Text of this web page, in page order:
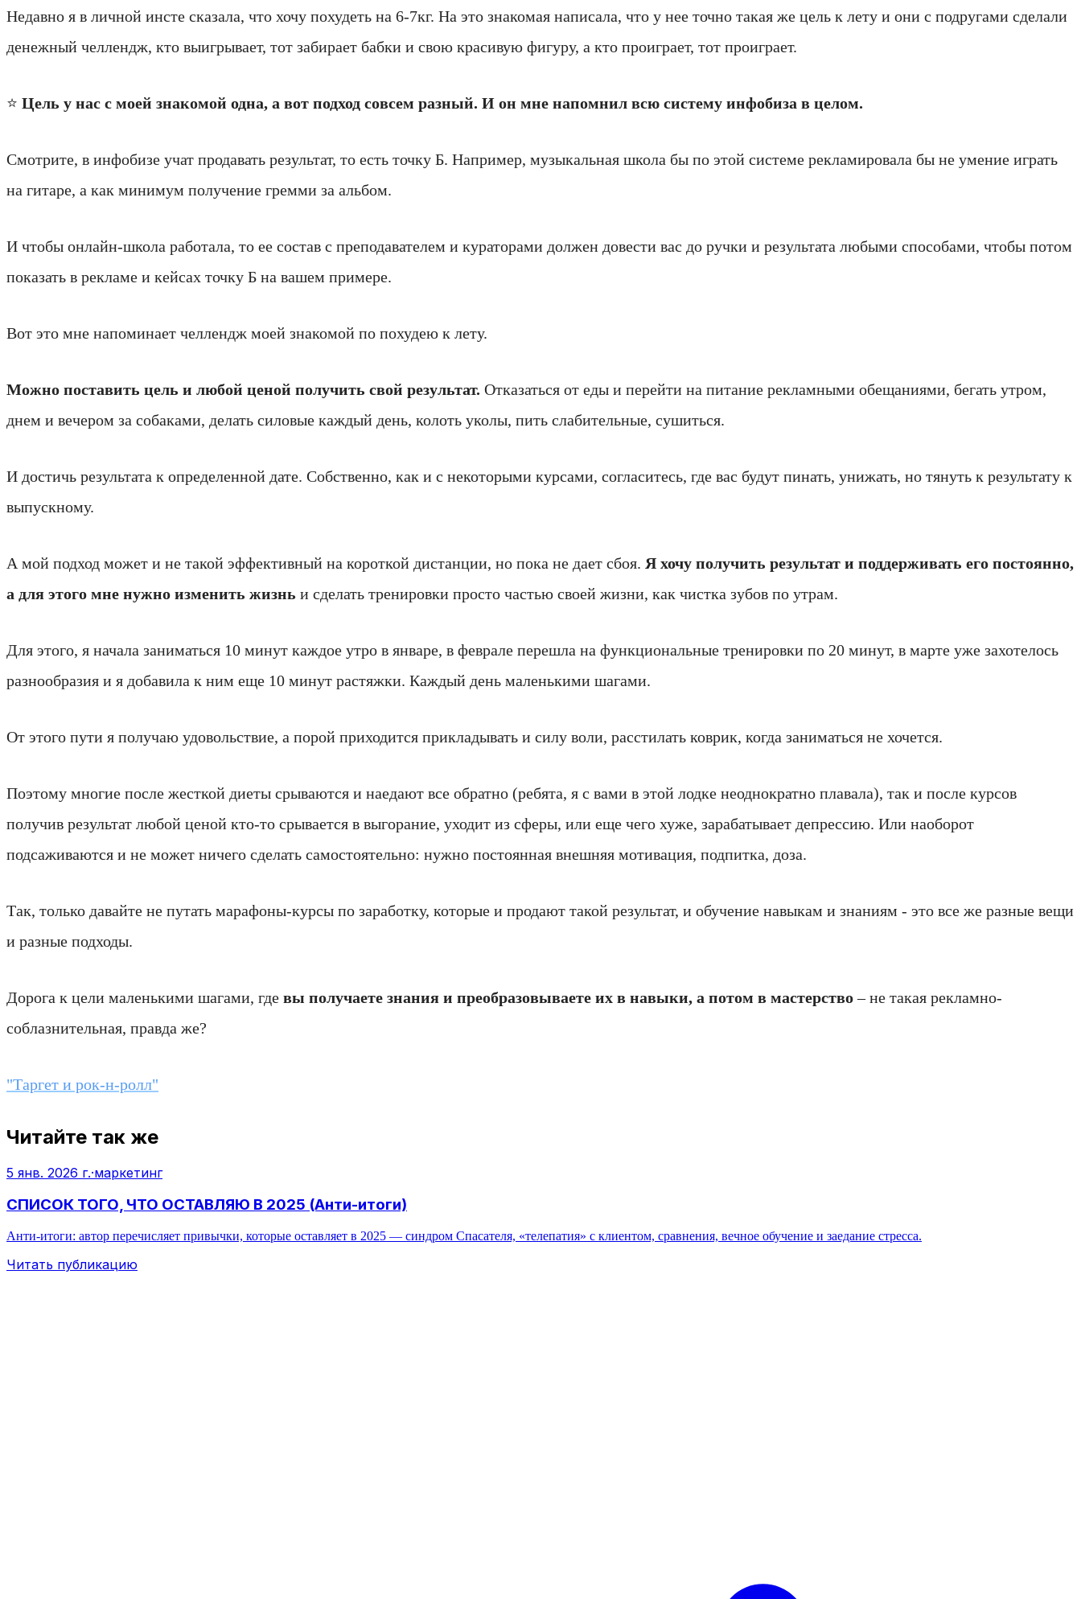
Недавно я в личной инсте сказала, что хочу похудеть на 6-7кг. На это знакомая написала, что у нее точно такая же цель к лету и они с подругами сделали
денежный челлендж, кто выигрывает, тот забирает бабки и свою красивую фигуру, а кто проиграет, тот проиграет.
⭐️ Цель у нас с моей знакомой одна, а вот подход совсем разный. И он мне напомнил всю систему инфобиза в целом.
Смотрите, в инфобизе учат продавать результат, то есть точку Б. Например, музыкальная школа бы по этой системе рекламировала бы не умение играть
на гитаре, а как минимум получение гремми за альбом.
И чтобы онлайн-школа работала, то ее состав с преподавателем и кураторами должен довести вас до ручки и результата любыми способами, чтобы потом
показать в рекламе и кейсах точку Б на вашем примере.
Вот это мне напоминает челлендж моей знакомой по похудею к лету.
Можно поставить цель и любой ценой получить свой результат. Отказаться от еды и перейти на питание рекламными обещаниями, бегать утром,
днем и вечером за собаками, делать силовые каждый день, колоть уколы, пить слабительные, сушиться.
И достичь результата к определенной дате. Собственно, как и с некоторыми курсами, согласитесь, где вас будут пинать, унижать, но тянуть к результату к
выпускному.
А мой подход может и не такой эффективный на короткой дистанции, но пока не дает сбоя. Я хочу получить результат и поддерживать его постоянно,
а для этого мне нужно изменить жизнь и сделать тренировки просто частью своей жизни, как чистка зубов по утрам.
Для этого, я начала заниматься 10 минут каждое утро в январе, в феврале перешла на функциональные тренировки по 20 минут, в марте уже захотелось
разнообразия и я добавила к ним еще 10 минут растяжки. Каждый день маленькими шагами.
От этого пути я получаю удовольствие, а порой приходится прикладывать и силу воли, расстилать коврик, когда заниматься не хочется.
Поэтому многие после жесткой диеты срываются и наедают все обратно (ребята, я с вами в этой лодке неоднократно плавала), так и после курсов
получив результат любой ценой кто-то срывается в выгорание, уходит из сферы, или еще чего хуже, зарабатывает депрессию. Или наоборот
подсаживаются и не может ничего сделать самостоятельно: нужно постоянная внешняя мотивация, подпитка, доза.
Так, только давайте не путать марафоны-курсы по заработку, которые и продают такой результат, и обучение навыкам и знаниям - это все же разные вещи
и разные подходы.
Дорога к цели маленькими шагами, где вы получаете знания и преобразовываете их в навыки, а потом в мастерство– не такая рекламно-
соблазнительная, правда же?
"Таргет и рок-н-ролл"
Читайте так же
5 янв. 2026 г.·маркетинг
СПИСОК ТОГО, ЧТО ОСТАВЛЯЮ В 2025 (Анти-итоги)
Анти-итоги: автор перечисляет привычки, которые оставляет в 2025 — синдром Спасателя, «телепатия» с клиентом, сравнения, вечное обучение и заедание стресса.
Читать публикацию